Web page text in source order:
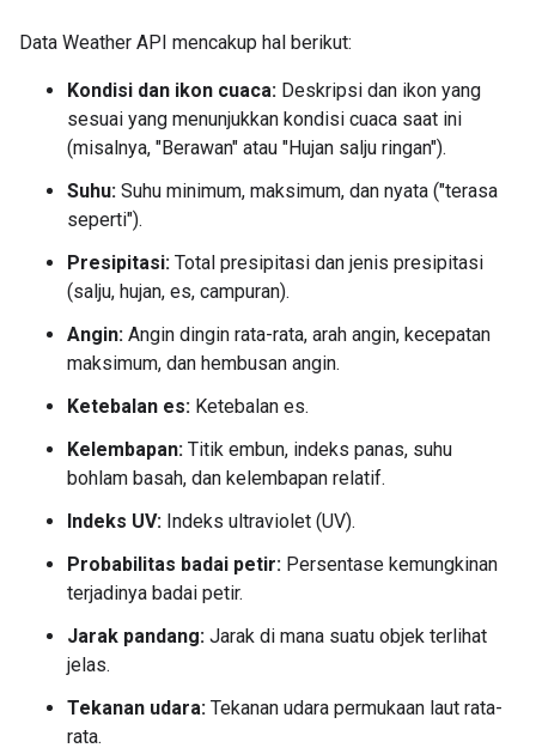
Data Weather API mencakup hal berikut:
Kondisi dan ikon cuaca: Deskripsi dan ikon yang
sesuai yang menunjukkan kondisi cuaca saat ini
(misalnya, "Berawan" atau "Hujan salju ringan").
Suhu: Suhu minimum, maksimum, dan nyata ("terasa
seperti").
Presipitasi: Total presipitasi dan jenis presipitasi
(salju, hujan, es, campuran).
Angin: Angin dingin rata-rata, arah angin, kecepatan
maksimum, dan hembusan angin.
Ketebalan es: Ketebalan es.
Kelembapan: Titik embun, indeks panas, suhu
bohlam basah, dan kelembapan relatif.
Indeks UV: Indeks ultraviolet (UV).
Probabilitas badai petir: Persentase kemungkinan
terjadinya badai petir.
Jarak pandang: Jarak di mana suatu objek terlihat
jelas.
Tekanan udara: Tekanan udara permukaan laut rata-
rata.